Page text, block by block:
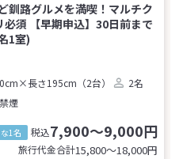
釧路グルメを満喫！マルチク
須 【早期申込】30日前まで
1室)
長さ195cm（2台）
2名
禁煙
1名 税込7,900～9,000円
旅行代金合計15,800〜18,000円